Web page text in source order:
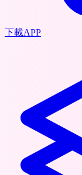
下載APP